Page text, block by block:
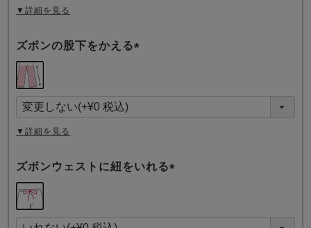
▼詳細を見る
ズボンの股下をかえる
須
)
▼詳細を見る
ズボンウェストに紐をいれる
須